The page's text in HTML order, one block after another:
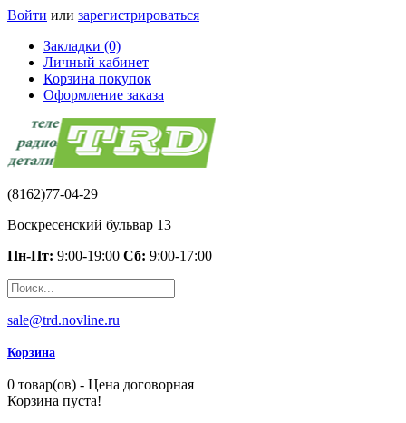
Войти или зарегистрироваться
Закладки (0)
Личный кабинет
Корзина покупок
Оформление заказа
(8162)77-04-29
Воскресенский бульвар 13
Пн-Пт: 9:00-19:00 Сб: 9:00-17:00
sale@trd.novline.ru
Корзина
0 товар(ов) - Цена договорная
Корзина пуста!